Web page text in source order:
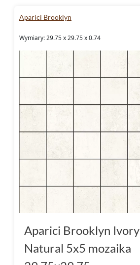
Aparici Brooklyn
Wymiary: 29.75 x 29.75 x 0.74
Aparici Brooklyn Ivory
Natural 5x5 mozaika